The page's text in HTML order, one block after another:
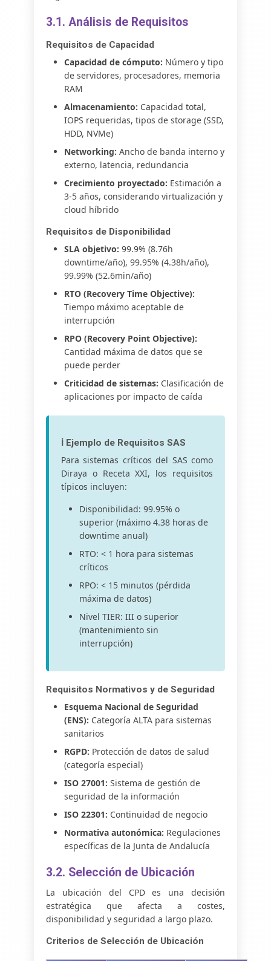
3.1. Análisis de Requisitos
Requisitos de Capacidad
Capacidad de cómputo: Número y tipo
de servidores, procesadores, memoria
RAM
Almacenamiento: Capacidad total,
IOPS requeridas, tipos de storage (SSD,
HDD, NVMe)
Networking: Ancho de banda interno y
externo, latencia, redundancia
Crecimiento proyectado: Estimación a
3-5 años, considerando virtualización y
cloud híbrido
Requisitos de Disponibilidad
SLA objetivo: 99.9% (8.76h
downtime/año), 99.95% (4.38h/año),
99.99% (52.6min/año)
RTO (Recovery Time Objective):
Tiempo máximo aceptable de
interrupción
RPO (Recovery Point Objective):
Cantidad máxima de datos que se
puede perder
Criticidad de sistemas: Clasificación de
aplicaciones por impacto de caída
ℹ️ Ejemplo de Requisitos SAS
Para sistemas críticos del SAS como
Diraya o Receta XXI, los requisitos
típicos incluyen:
Disponibilidad: 99.95% o
superior (máximo 4.38 horas de
downtime anual)
RTO: < 1 hora para sistemas
críticos
RPO: < 15 minutos (pérdida
máxima de datos)
Nivel TIER: III o superior
(mantenimiento sin
interrupción)
Requisitos Normativos y de Seguridad
Esquema Nacional de Seguridad
(ENS): Categoría ALTA para sistemas
sanitarios
RGPD: Protección de datos de salud
(categoría especial)
ISO 27001: Sistema de gestión de
seguridad de la información
ISO 22301: Continuidad de negocio
Normativa autonómica: Regulaciones
específicas de la Junta de Andalucía
3.2. Selección de Ubicación
La ubicación del CPD es una decisión
estratégica que afecta a costes,
disponibilidad y seguridad a largo plazo.
Criterios de Selección de Ubicación